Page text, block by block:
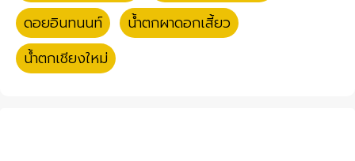
ดอยอินทนนท์
น้ำตกผาดอกเสี้ยว
น้ำตกเชียงใหม่